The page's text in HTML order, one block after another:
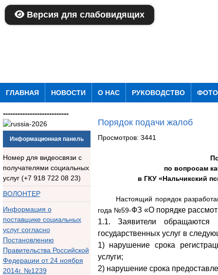
ГЛАВНАЯ НОВОСТИ О НАС РУКОВОДСТВО
---------------------------
Информационная панель
Номер для видеосвязи с
получателями социальных
услуг (+7 918 722 08 23)
ВОЛОНТЕР
Информация о
поставщике социальных
услуг согласно
Постановлению
Правительства Российской
Федерации от 24 ноября
2014г. №1239
Порядок подачи жалоб
Просмотров: 3441
по вопросам
в ГКУ «Нальчикский
Настоящий порядок
года №59-ФЗ «О порядке
1.1. Заявители
государственных услуг в
1) нарушение срока
услуги;
2) нарушение срока
Версия для слабовидящих